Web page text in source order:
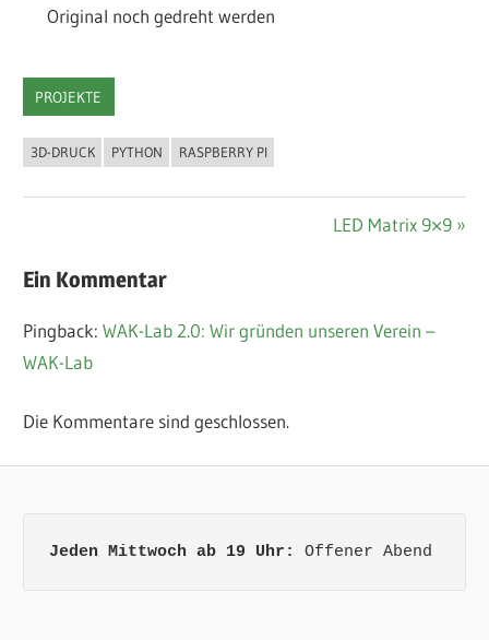
Original noch gedreht werden
PROJEKTE
3D-DRUCK PYTHON RASPBERRY PI
Nächster
LED Matrix 9×9
Ein Kommentar
Pingback:WAK-Lab 2.0: Wir gründen unseren Verein –
WAK-Lab
Die Kommentare sind geschlossen.
Jeden Mittwoch ab 19 Uhr: Offener Abend